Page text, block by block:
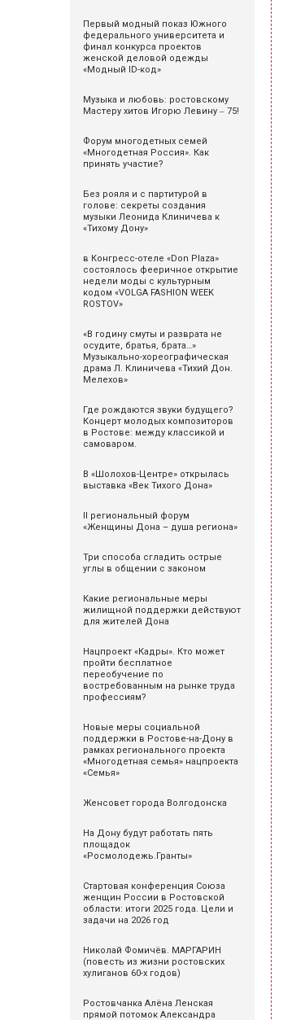
Первый модный показ Южного
федерального университета и
финал конкурса проектов
женской деловой одежды
«Модный ID-код»
Музыка и любовь: ростовскому
Мастеру хитов Игорю Левину ‒ 75!
Форум многодетных семей
«Многодетная Россия». Как
принять участие?
Без рояля и с партитурой в
голове: секреты создания
музыки Леонида Клиничева к
«Тихому Дону»
в Конгресс-отеле «Don Plaza»
состоялось фееричное открытие
недели моды с культурным
кодом «VOLGA FASHION WEEK
ROSTOV»
«В годину смуты и разврата не
осудите, братья, брата…»
Музыкально-хореографическая
драма Л. Клиничева «Тихий Дон.
Мелехов»
Где рождаются звуки будущего?
Концерт молодых композиторов
в Ростове: между классикой и
самоваром.
В «Шолохов-Центре» открылась
выставка «Век Тихого Дона»
II региональный форум
«Женщины Дона – душа региона»
Три способа сгладить острые
углы в общении с законом
Какие региональные меры
жилищной поддержки действуют
для жителей Дона
Нацпроект «Кадры». Кто может
пройти бесплатное
переобучение по
востребованным на рынке труда
профессиям?
Новые меры социальной
поддержки в Ростове-на-Дону в
рамках регионального проекта
«Многодетная семья» нацпроекта
«Семья»
Женсовет города Волгодонска
На Дону будут работать пять
площадок
«Росмолодежь.Гранты»
Стартовая конференция Союза
женщин России в Ростовской
области: итоги 2025 года. Цели и
задачи на 2026 год
Николай Фомичёв. МАРГАРИН
(повесть из жизни ростовских
хулиганов 60-х годов)
Ростовчанка Алёна Ленская
прямой потомок Александра